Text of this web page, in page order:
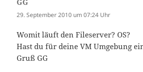
GG
29. September 2010 um 07:24 Uhr
Womit läuft den Fileserver? OS?
Hast du für deine VM Umgebung
Gruß GG